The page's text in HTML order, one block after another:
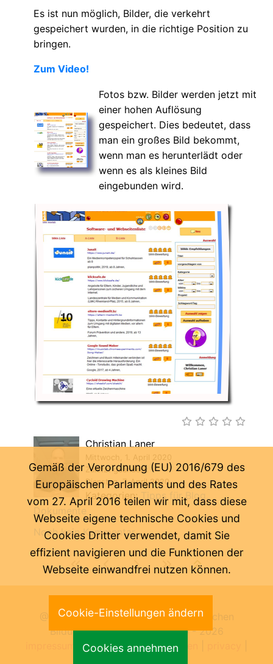
Es ist nun möglich, Bilder, die verkehrt
gespeichert wurden, in die richtige Position zu
bringen.
Zum Video!
Fotos bzw. Bilder werden jetzt mit
einer hohen Auflösung
gespeichert. Dies bedeutet, dass
man ein großes Bild bekommt,
wenn man es herunterlädt oder
wenn es als kleines Bild
eingebunden wird.
Christian Laner
Mittwoch, 1. April 2020
Zuletzt geändert:
Dienstag, 7. April 2020
Kategorien:
Tipps für Blog
Dokumente
Noch kein Kommentar ...
@ Pädagogische Abteilung der Deutschen
Bildungsdirektion Bozen 2000 -2026
|benutzungsbedingungen
Gemäß der Verordnung (EU) 2016/679 des
Europäischen Parlaments und des Rates
vom 27. April 2016 teilen wir mit, dass diese
Webseite eigene technische Cookies und
Cookies Dritter verwendet, damit Sie
effizient navigieren und die Funktionen der
Webseite einwandfrei nutzen können.
Cookie-Einstellungen ändern
Cookies annehmen